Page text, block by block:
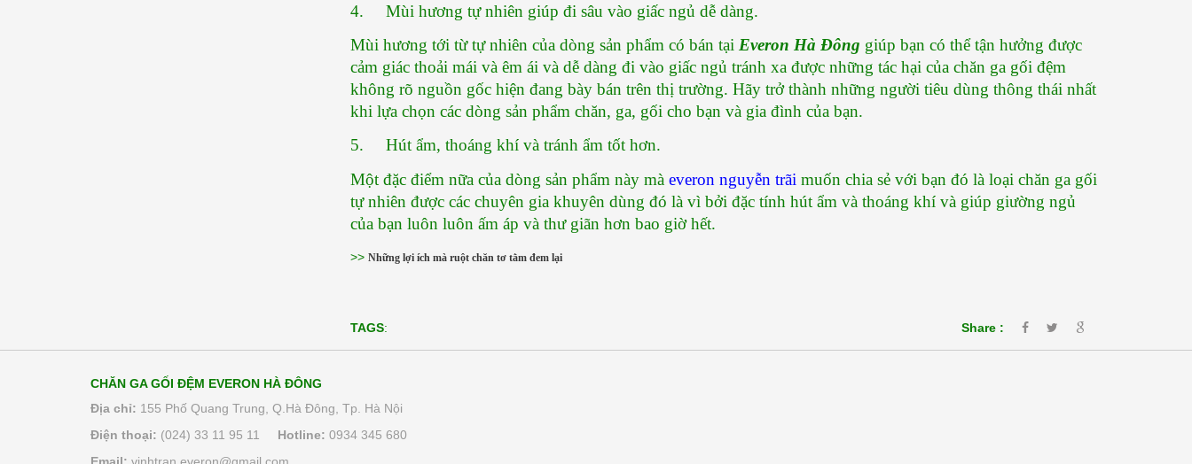
4.     Mùi hương tự nhiên giúp đi sâu vào giấc ngủ dễ dàng.
Mùi hương tới từ tự nhiên của dòng sản phẩm có bán tại Everon Hà Đông giúp bạn có thể tận hưởng được
cảm giác thoải mái và êm ái và dễ dàng đi vào giấc ngủ tránh xa được những tác hại của chăn ga gối đệm
không rõ nguồn gốc hiện đang bày bán trên thị trường. Hãy trở thành những người tiêu dùng thông thái nhất
khi lựa chọn các dòng sản phẩm chăn, ga, gối cho bạn và gia đình của bạn.
5.     Hút ẩm, thoáng khí và tránh ẩm tốt hơn.
Một đặc điểm nữa của dòng sản phẩm này mà everon nguyễn trãi muốn chia sẻ với bạn đó là loại chăn ga gối
tự nhiên được các chuyên gia khuyên dùng đó là vì bởi đặc tính hút ẩm và thoáng khí và giúp giường ngủ
của bạn luôn luôn ấm áp và thư giãn hơn bao giờ hết.
>> Những lợi ích mà ruột chăn tơ tằm đem lại
TAGS: Share :
CHĂN GA GỐI ĐỆM EVERON HÀ ĐÔNG
Địa chỉ: 155 Phố Quang Trung, Q.Hà Đông, Tp. Hà Nội
Điện thoại: (024) 33 11 95 11 Hotline: 0934 345 680